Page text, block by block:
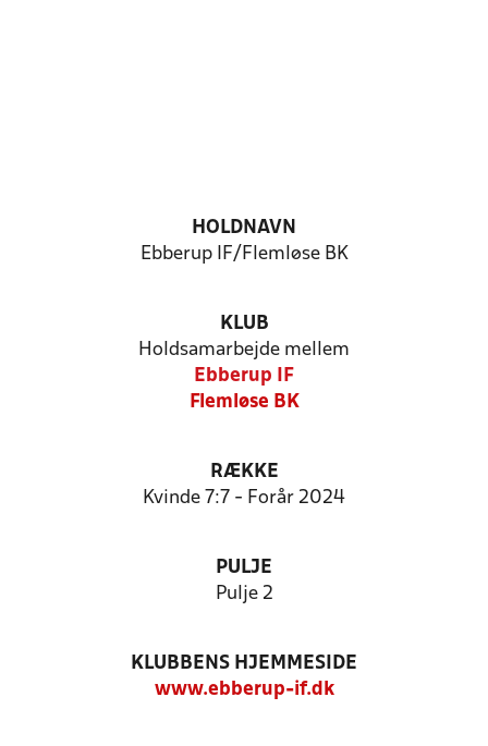
HOLDNAVN
Ebberup IF/Flemløse BK
KLUB
Holdsamarbejde mellem
Ebberup IF
Flemløse BK
RÆKKE
Kvinde 7:7 - Forår 2024
PULJE
Pulje 2
KLUBBENS HJEMMESIDE
www.ebberup-if.dk